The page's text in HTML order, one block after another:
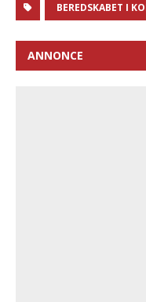
BEREDSKABET I
ANNONCE